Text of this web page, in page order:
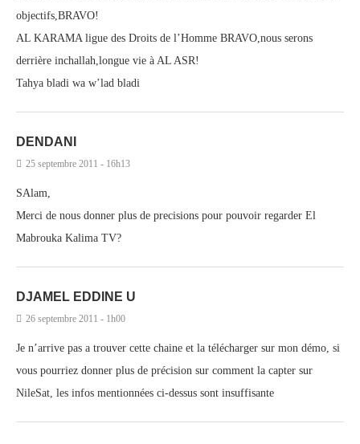
objectifs,BRAVO!
AL KARAMA ligue des Droits de l’Homme BRAVO,nous serons
derrière inchallah,longue vie à AL ASR!
Tahya bladi wa w’lad bladi
DENDANI
25 septembre 2011 - 16h13
SAlam,
Merci de nous donner plus de precisions pour pouvoir regarder El
Mabrouka Kalima TV?
DJAMEL EDDINE U
26 septembre 2011 - 1h00
Je n’arrive pas a trouver cette chaine et la télécharger sur mon démo, si
vous pourriez donner plus de précision sur comment la capter sur
NileSat, les infos mentionnées ci-dessus sont insuffisante